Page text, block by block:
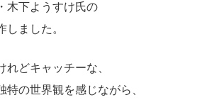
木下ようすけ氏の
しました。
れどキャッチーな、
特の世界観を感じながら、